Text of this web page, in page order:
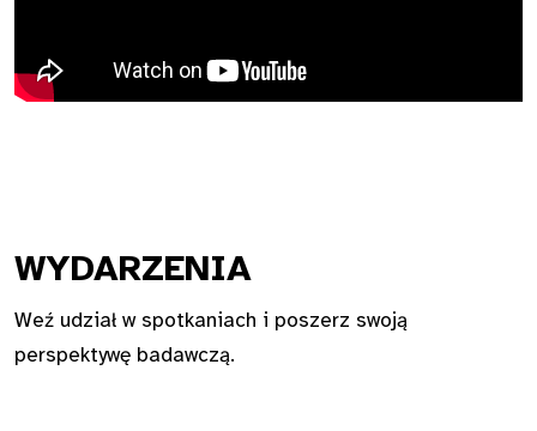
WYDARZENIA
Weź udział w spotkaniach i poszerz swoją
perspektywę badawczą.